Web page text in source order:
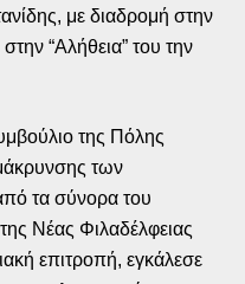
με διαδρομή στην
“Αλήθεια” του την
της Πόλης
των
τα σύνορα του
Νέας Φιλαδέλφειας
επιτροπή, εγκάλεσε